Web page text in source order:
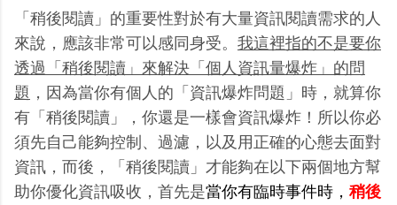
「稍後閱讀」的重要性對於有大量資訊閱讀需求的人
來說，應該非常可以感同身受。 我這裡指的不是要你
透過「稍後閱讀」來解決「個人資訊量爆炸」的問
題 ，因為當你有個人的「資訊爆炸問題」時，就算你
有「稍後閱讀」，你還是一樣會資訊爆炸！所以你必
須先自己能夠控制、過濾，以及用正確的心態去面對
資訊，而後，「稍後閱讀」才能夠在以下兩個地方幫
助你優化資訊吸收，首先是當你有臨時事件時， 稍後